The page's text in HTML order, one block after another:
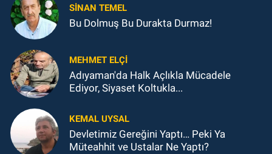
SINAN TEMEL
Bu Dolmuş Bu Durakta Durmaz!
MEHMET ELÇI
Adıyaman'da Halk Açlıkla Mücadele
Ediyor, Siyaset Koltukla...
KEMAL UYSAL
Devletimiz Gereğini Yaptı… Peki Ya
Müteahhit ve Ustalar Ne Yaptı?